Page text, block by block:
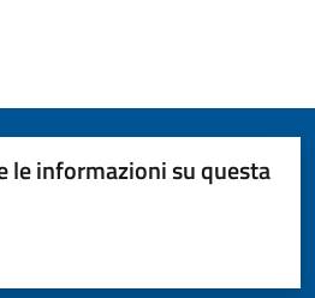
le informazioni su questa
su 5
su 5
5